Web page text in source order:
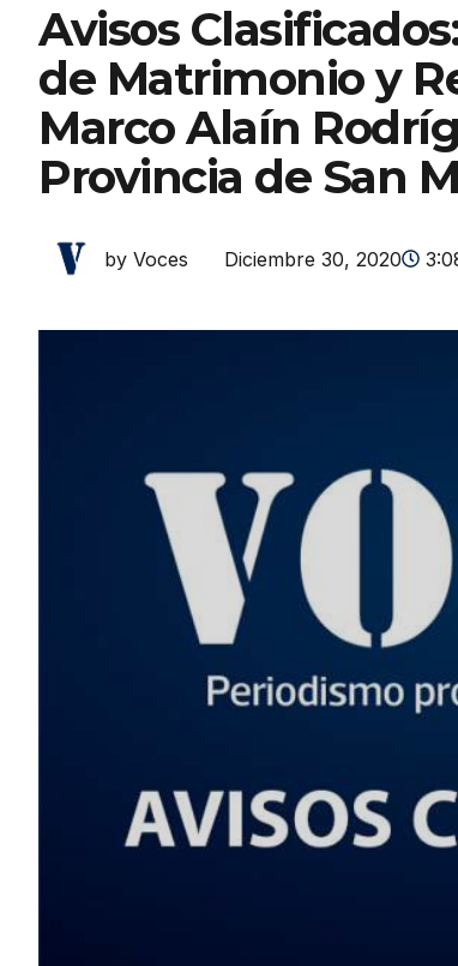
Avisos
de Matrimonio y
Marco Alaín
Provincia de San
by Voces Diciembre 30, 2020